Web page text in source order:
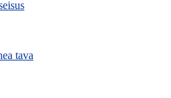
tava